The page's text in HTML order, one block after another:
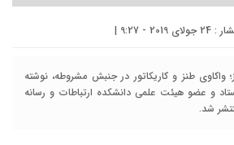
واکاوی طنز و کاریکاتور در جنبش مشروطه، نوشته
و عضو هیئت علمی دانشکده ارتباطات و رسانه
شد.